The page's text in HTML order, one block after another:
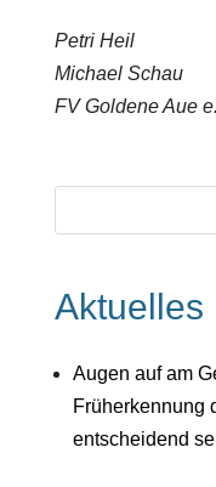
Petri Heil
Michael Schau
FV Goldene Aue
Aktuelles
Augen auf am
Früherkennung
entscheidend